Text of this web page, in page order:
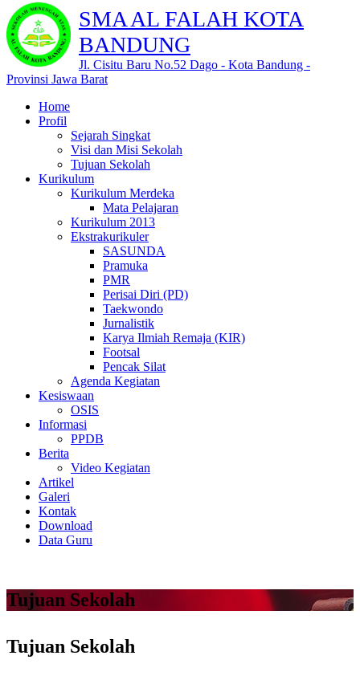
SMA AL FALAH KOTA
BANDUNG
Jl. Cisitu Baru No.52 Dago - Kota Bandung -
Provinsi Jawa Barat
Home
Profil
Sejarah Singkat
Visi dan Misi Sekolah
Tujuan Sekolah
Kurikulum
Kurikulum Merdeka
Mata Pelajaran
Kurikulum 2013
Ekstrakurikuler
SASUNDA
Pramuka
PMR
Perisai Diri (PD)
Taekwondo
Jurnalistik
Karya Ilmiah Remaja (KIR)
Footsal
Pencak Silat
Agenda Kegiatan
Kesiswaan
OSIS
Informasi
PPDB
Berita
Video Kegiatan
Artikel
Galeri
Kontak
Download
Data Guru
Tujuan Sekolah
Tujuan Sekolah